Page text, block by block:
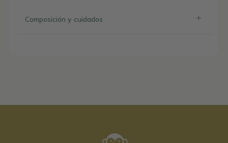
Composición y cuidados